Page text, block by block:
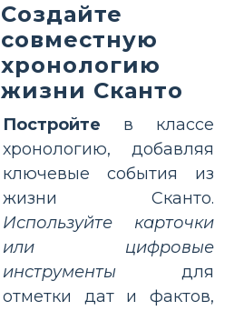
Создайте
совместную
хронологию
жизни Скантo
Постройте в классе
хронологию, добавляя
ключевые события из
жизни Скантo.
Используйте карточки
или цифровые
инструменты для
отметки дат и фактов,